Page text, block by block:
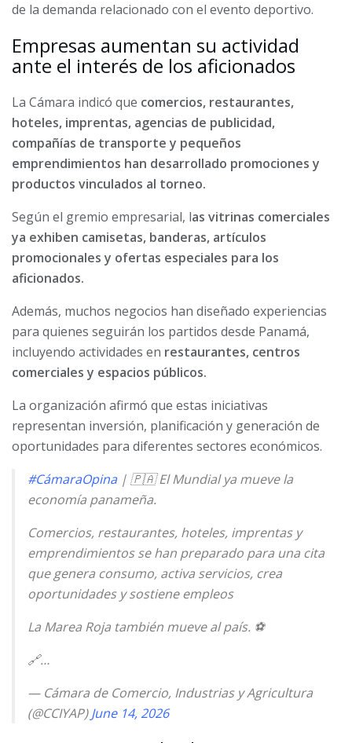
de la demanda relacionado con el evento deportivo.
Empresas aumentan su actividad
ante el interés de los aficionados
La Cámara indicó que comercios, restaurantes,
hoteles, imprentas, agencias de publicidad,
compañías de transporte y pequeños
emprendimientos han desarrollado promociones y
productos vinculados al torneo.
Según el gremio empresarial, las vitrinas comerciales
ya exhiben camisetas, banderas, artículos
promocionales y ofertas especiales para los
aficionados.
Además, muchos negocios han diseñado experiencias
para quienes seguirán los partidos desde Panamá,
incluyendo actividades en restaurantes, centros
comerciales y espacios públicos.
La organización afirmó que estas iniciativas
representan inversión, planificación y generación de
oportunidades para diferentes sectores económicos.
#CámaraOpina | 🇵🇦 El Mundial ya mueve la
economía panameña.
Comercios, restaurantes, hoteles, imprentas y
emprendimientos se han preparado para una cita
que genera consumo, activa servicios, crea
oportunidades y sostiene empleos
La Marea Roja también mueve al país. ⚽️
🔗…
— Cámara de Comercio, Industrias y Agricultura
(@CCIYAP)June 14, 2026